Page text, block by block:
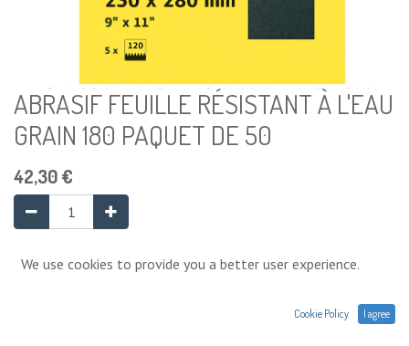
ABRASIF FEUILLE RÉSISTANT À L'EAU
GRAIN 180 PAQUET DE 50
42,30€
Ajouter au panier
We use cookies to provide you a better user experience.
Cookie Policy I agree